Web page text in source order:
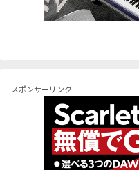
スポンサーリンク